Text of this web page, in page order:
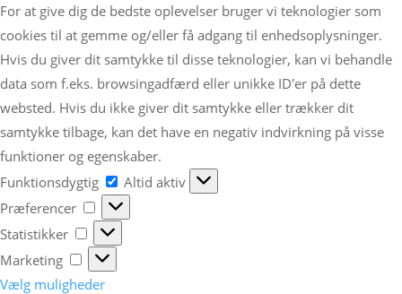
For at give dig de bedste oplevelser bruger vi teknologier som
cookies til at gemme og/eller få adgang til enhedsoplysninger.
Hvis du giver dit samtykke til disse teknologier, kan vi behandle
data som f.eks. browsingadfærd eller unikke ID'er på dette
websted. Hvis du ikke giver dit samtykke eller trækker dit
samtykke tilbage, kan det have en negativ indvirkning på visse
funktioner og egenskaber.
Funktionsdygtig
Funktionsdygtig
Altid aktiv
Præferencer
Præferencer
Statistikker
Statistikker
Marketing
Marketing
Vælg muligheder